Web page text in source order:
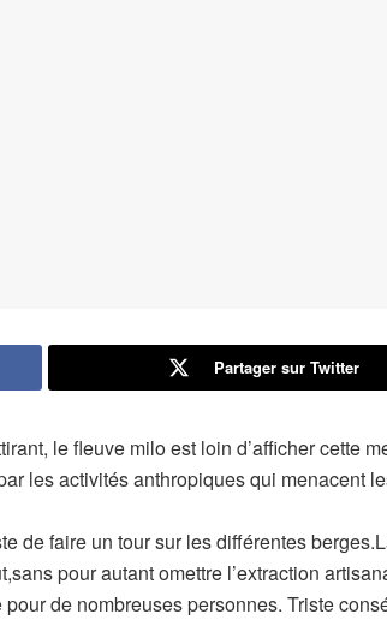
Partager sur Twitter
le fleuve milo est loin d’afficher cette
les activités anthropiques qui menacent
de faire un tour sur les différentes
pour autant omettre l’extraction
de nombreuses personnes. Triste